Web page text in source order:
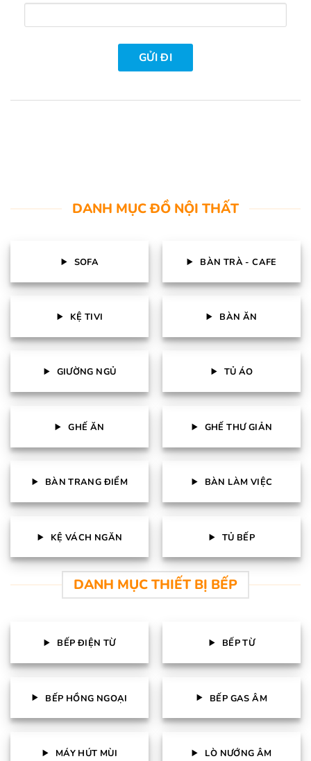
DANH MỤC ĐỒ NỘI THẤT
SOFA BÀN TRÀ - CAFE
KỆ TIVI BÀN ĂN
GIƯỜNG NGỦ TỦ ÁO
GHẾ ĂN GHẾ THƯ GIẢN
BÀN TRANG ĐIỂM BÀN LÀM VIỆC
KỆ VÁCH NGĂN TỦ BẾP
DANH MỤC THIẾT BỊ BẾP
BẾP ĐIỆN TỪ BẾP TỪ
BẾP HỒNG NGOẠI BẾP GAS ÂM
MÁY HÚT MÙI LÒ NƯỚNG ÂM